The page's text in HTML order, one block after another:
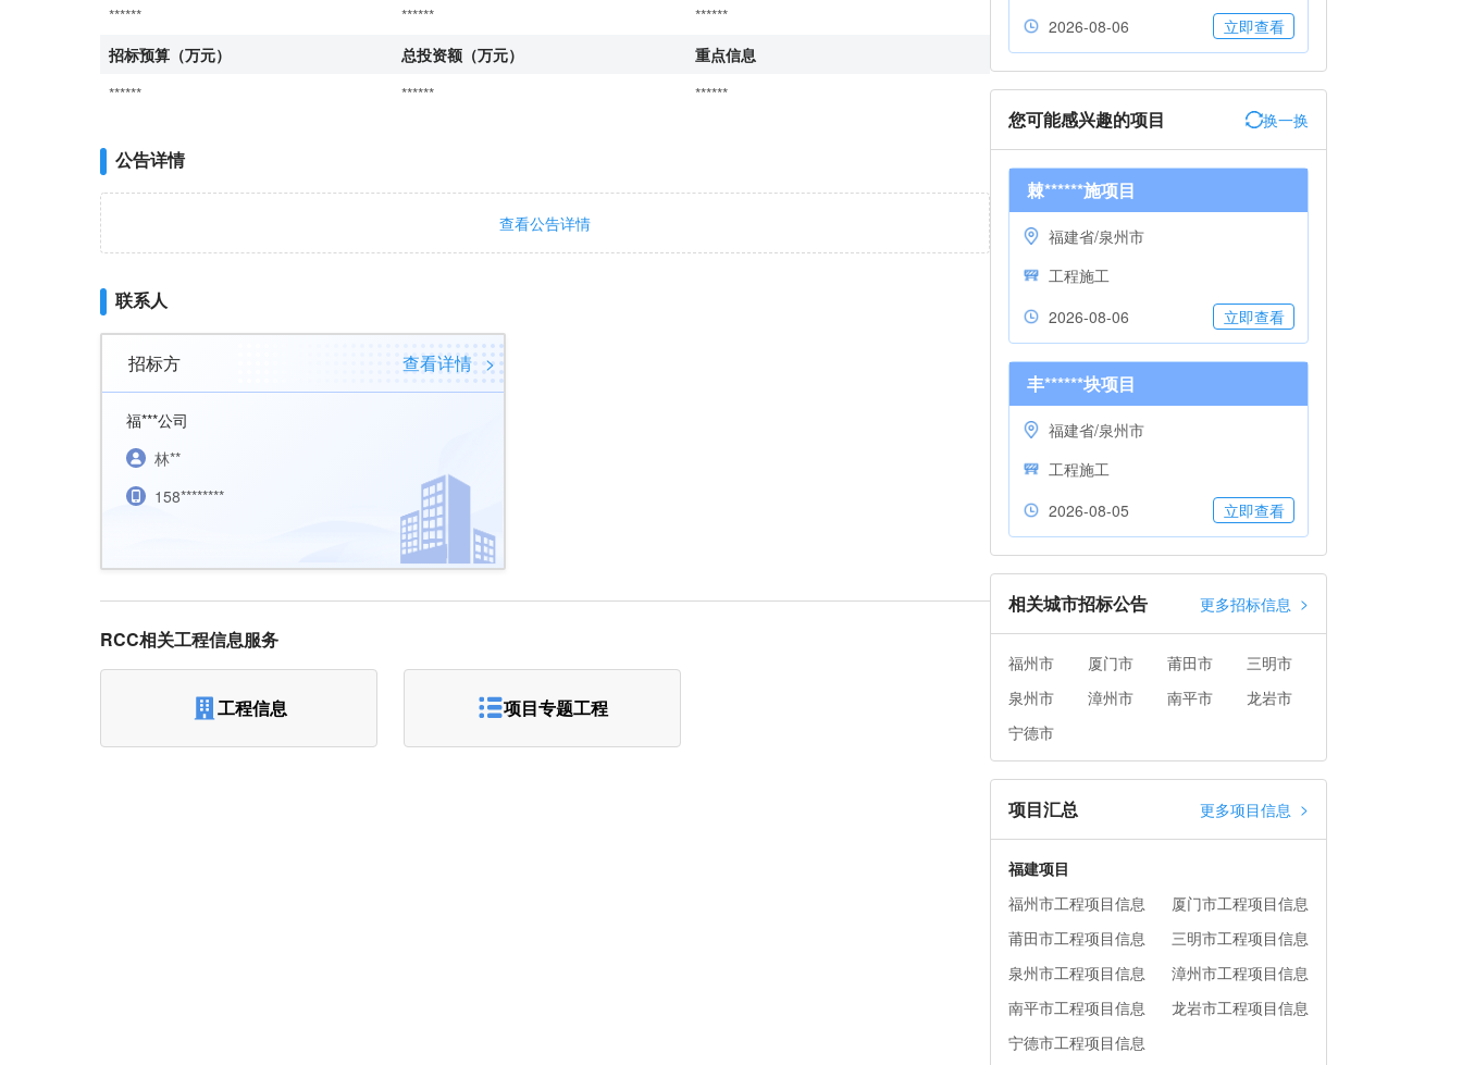
******
******
******
招标预算（万元）
总投资额（万元）
重点信息
******
****** ******
公告详情
查看公告详情
联系人
招标方 查看详情 >
福***公司
林**
158********
RCC相关工程信息服务
工程信息 项目专题工程
2026-08-06
立即查看
您可能感兴趣的项目 换一换
棘******施项目
福建省/泉州市
工程施工
2026-08-06
立即查看
丰******块项目
福建省/泉州市
工程施工
2026-08-05
立即查看
相关城市招标公告 更多招标信息 >
福州市 厦门市 莆田市
三明市
泉州市
漳州市 南平市
龙岩市
宁德市
项目汇总 更多项目信息 >
福建项目
福州市工程项目信息
厦门市工程项目信息
莆田市工程项目信息
三明市工程项目信息
泉州市工程项目信息
漳州市工程项目信息
南平市工程项目信息
龙岩市工程项目信息
宁德市工程项目信息